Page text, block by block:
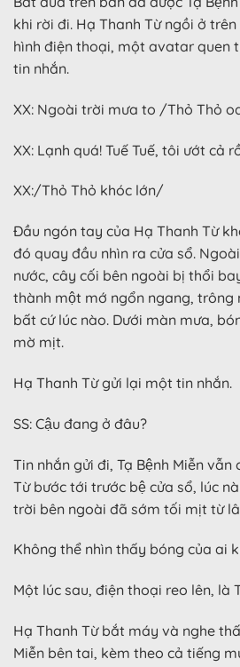
khi rời đi. Hạ Thanh Từ ngồi ở
hình điện thoại, một avatar quen
tin nhắn.
XX: Ngoài trời mưa to /Thỏ Thỏ
XX: Lạnh quá! Tuế Tuế, tôi ướt cả
XX:/Thỏ Thỏ khóc lớn/
Đầu ngón tay của Hạ Thanh Từ
đó quay đầu nhìn ra cửa sổ.
nước, cây cối bên ngoài bị thổi
thành một mớ ngổn ngang, trông
bất cứ lúc nào. Dưới màn mưa,
mờ mịt.
Hạ Thanh Từ gửi lại một tin nhắn.
SS: Cậu đang ở đâu?
Tin nhắn gửi đi, Tạ Bệnh Miễn vẫn
Từ bước tới trước bệ cửa sổ, lúc
trời bên ngoài đã sớm tối mịt từ
Không thể nhìn thấy bóng của ai
Một lúc sau, điện thoại reo lên, là
Hạ Thanh Từ bắt máy và nghe
Miễn bên tai, kèm theo cả tiếng